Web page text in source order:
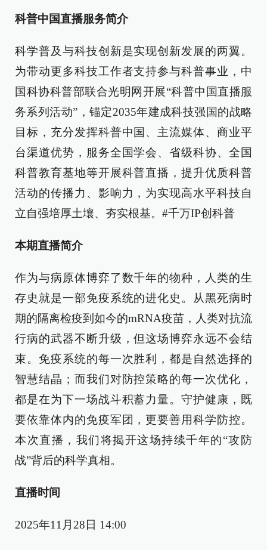
科普中国直播服务简介
科学普及与科技创新是实现创新发展的两翼。
为带动更多科技工作者支持参与科普事业，中
国科协科普部联合光明网开展“科普中国直播服
务系列活动”，锚定2035年建成科技强国的战略
目标，充分发挥科普中国、主流媒体、商业平
台渠道优势，服务全国学会、省级科协、全国
科普教育基地等开展科普直播，提升优质科普
活动的传播力、影响力，为实现高水平科技自
立自强培厚土壤、夯实根基。#千万IP创科普
本期直播简介
作为与病原体博弈了数千年的物种，人类的生
存史就是一部免疫系统的进化史。从黑死病时
期的隔离检疫到如今的mRNA疫苗，人类对抗流
行病的武器不断升级，但这场博弈永远不会结
束。免疫系统的每一次胜利，都是自然选择的
智慧结晶；而我们对防控策略的每一次优化，
都是在为下一场战斗积蓄力量。守护健康，既
要依靠体内的免疫军团，更要善用科学防控。
本次直播，我们将揭开这场持续千年的“攻防
战”背后的科学真相。
直播时间
2025年11月28日 14:00